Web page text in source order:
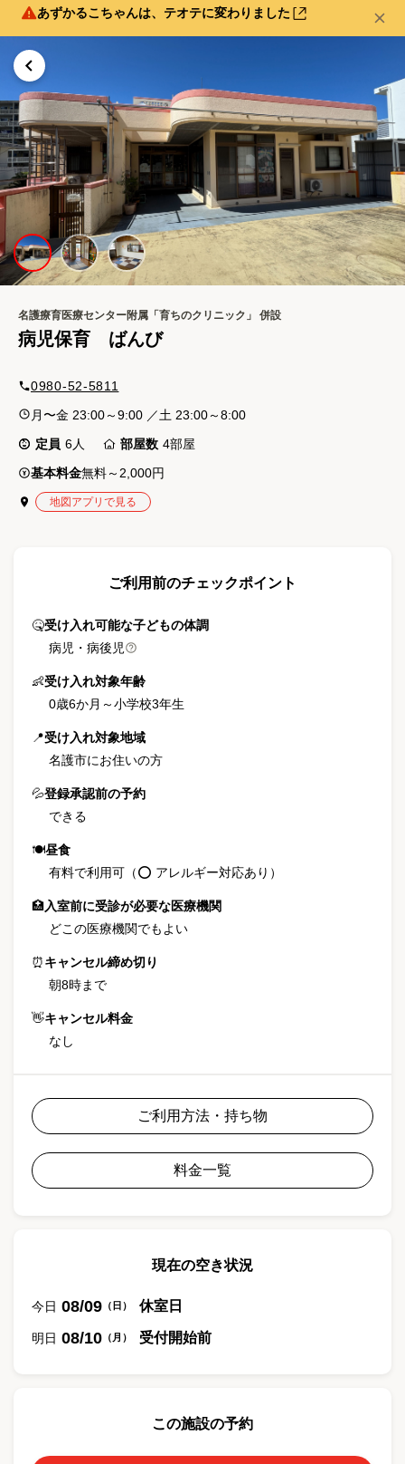
あずかるこちゃんは、テオテに変わりました
名護療育医療センター附属「育ちのクリニック」 併設
病児保育 ばんび
0980-52-5811
月〜金 23:00～9:00 ／土 23:00～8:00
定員 6人 部屋数 4部屋
基本料金無料～2,000円
地図アプリで見る
ご利用前のチェックポイント
🤒受け入れ可能な子どもの体調
病児・病後児
👶受け入れ対象年齢
0歳6か月 ～小学校3年生
📍受け入れ対象地域
名護市にお住いの方
💦登録承認前の予約
できる
🍽昼食
有料で利用可（⭕ アレルギー対応あり）
🏥入室前に受診が必要な医療機関
どこの医療機関でもよい
⏰キャンセル締め切り
朝8時まで
👋キャンセル料金
なし
ご利用方法・持ち物
料金一覧
現在の空き状況
今日 08/09 （ 日 ） 休室日
明日 08/10 （ 月 ） 受付開始前
この施設の予約